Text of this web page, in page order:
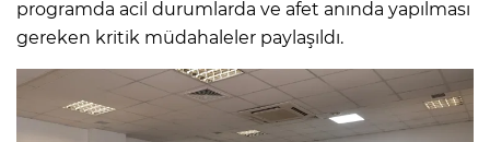
programda acil durumlarda ve afet anında yapılması
gereken kritik müdahaleler paylaşıldı.